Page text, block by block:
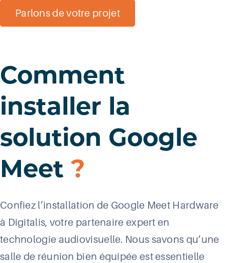
Parlons de votre projet
Comment
installer la
solution Google
Meet ?
Confiez l’installation de Google Meet Hardware
à Digitalis, votre partenaire expert en
technologie audiovisuelle. Nous savons qu’une
salle de réunion bien équipée est essentielle